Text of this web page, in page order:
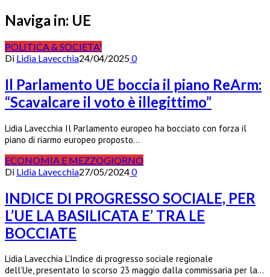
Naviga in: UE
POLITICA & SOCIETA'
Di Lidia Lavecchia24/04/20250
Il Parlamento UE boccia il piano ReArm:
“Scavalcare il voto è illegittimo”
Lidia Lavecchia Il Parlamento europeo ha bocciato con forza il
piano di riarmo europeo proposto…
ECONOMIA E MEZZOGIORNO
Di Lidia Lavecchia27/05/20240
INDICE DI PROGRESSO SOCIALE, PER
L’UE LA BASILICATA E’ TRA LE
BOCCIATE
Lidia Lavecchia L’Indice di progresso sociale regionale
dell’Ue, presentato lo scorso 23 maggio dalla commissaria per la…